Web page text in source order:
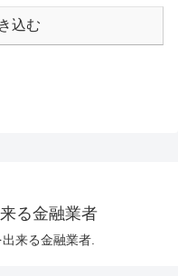
込む
る金融業者
来る金融業者.